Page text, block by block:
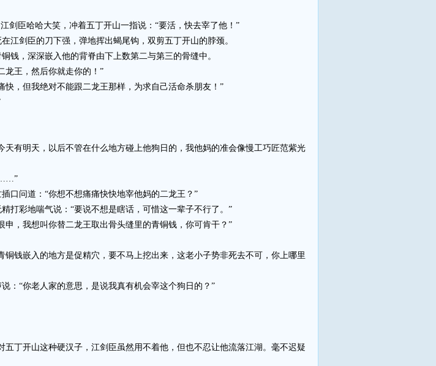
臣哈哈大笑，冲着五丁开山一指说：“要活，快去宰了他！”
剑臣的刀下强，弹地挥出蝎尾钩，双剪五丁开山的脖颈。
，深深嵌入他的背脊由下上数第二与第三的骨缝中。
王，然后你就走你的！”
，但我绝对不能跟二龙王那样，为求自己活命杀朋友！”
有明天，以后不管在什么地方碰上他狗日的，我他妈的准会像慢工巧匠范紫光
……”
问道：“你想不想痛痛快快地宰他妈的二龙王？”
彩地喘气说：“要说不想是瞎话，可惜这一辈子不行了。”
，我想叫你替二龙王取出骨头缝里的青铜钱，你可肯干？”
嵌入的地方是促精穴，要不马上挖出来，这老小子势非死去不可，你上哪里
“你老人家的意思，是说我真有机会宰这个狗日的？”
开山这种硬汉子，江剑臣虽然用不着他，但也不忍让他流落江湖。毫不迟疑